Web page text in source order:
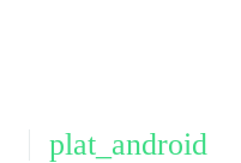
plat_android